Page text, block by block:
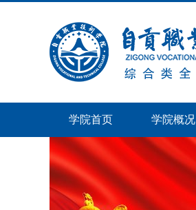
学院首页 学院概况